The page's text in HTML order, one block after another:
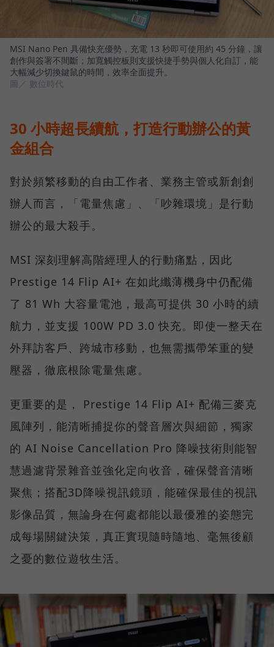
MSI Nano Pen 具備快充優勢，充電 13 秒即可使用約 45 分鐘，讓
創作與簽署不間斷；加寬觸控板則支援快捷手勢與個人化自訂，能
大幅減少切換鍵鼠的時間，效率全面提升。
圖／ 數位時代
30 小時超長續航，打造行動辦公的黃
金組合
對於頻繁移動的自由工作者、業務主管或新創創
辦人而言，「電量焦慮」、「吵雜環境」是行動
辦公的最大殺手。
MSI 深刻理解高階經理人的行動痛點，因此
Prestige 14 Flip AI+ 在如此纖薄機身中仍配備
了 81 Wh 大容量電池，最高可提供 30 小時的續
航力，並支援 100W PD 3.0 快充。即使一整天在
外拜訪客戶、跨城市移動，也無需攜帶笨重的變
壓器，徹底根除電量焦慮。
更重要的是， Prestige 14 Flip AI+ 配備三麥克
風陣列，能清晰捕捉你的聲音層次與細節，獨家
的 AI Noise Cancellation Pro 降噪技術則能智
慧過濾背景雜音並強化定向收音，確保聲音清晰
聚焦；搭配3D降噪視訊鏡頭，能確保最佳的視訊
影像品質，無論身在何處都能以最優雅的姿態完
成每場關鍵決策，真正實現隨時隨地、毫無後顧
之憂的數位遊牧生活。